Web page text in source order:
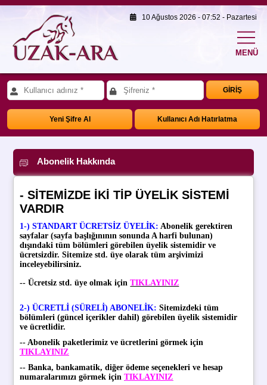
10 Ağustos 2026 - 07:52 - Pazartesi
MENÜ
GİRİŞ
Yeni Şifre Al Kullanıcı Adı Hatırlatma
Abonelik Hakkında
- SİTEMİZDE İKİ TİP ÜYELİK SİSTEMİ
VARDIR
1-)STANDART ÜCRETSİZ ÜYELİK: Abonelik gerektiren
sayfalar (sayfa başlığınının sonunda A harfi bulunan)
dışındaki tüm bölümleri görebilen üyelik sistemidir ve
ücretsizdir. Sitemize std. üye olarak tüm arşivimizi
inceleyebilirsiniz.
-- Ücretsiz std. üye olmak içinTIKLAYINIZ
2-)ÜCRETLİ (SÜRELİ) ABONELİK: Sitemizdeki tüm
bölümleri (güncel içerikler dahil) görebilen üyelik sistemidir
ve ücretlidir.
-- Abonelik paketlerimiz ve ücretlerini görmek için
TIKLAYINIZ
-- Banka, bankamatik, diğer ödeme seçenekleri ve hesap
numaralarımızı görmek içinTIKLAYINIZ